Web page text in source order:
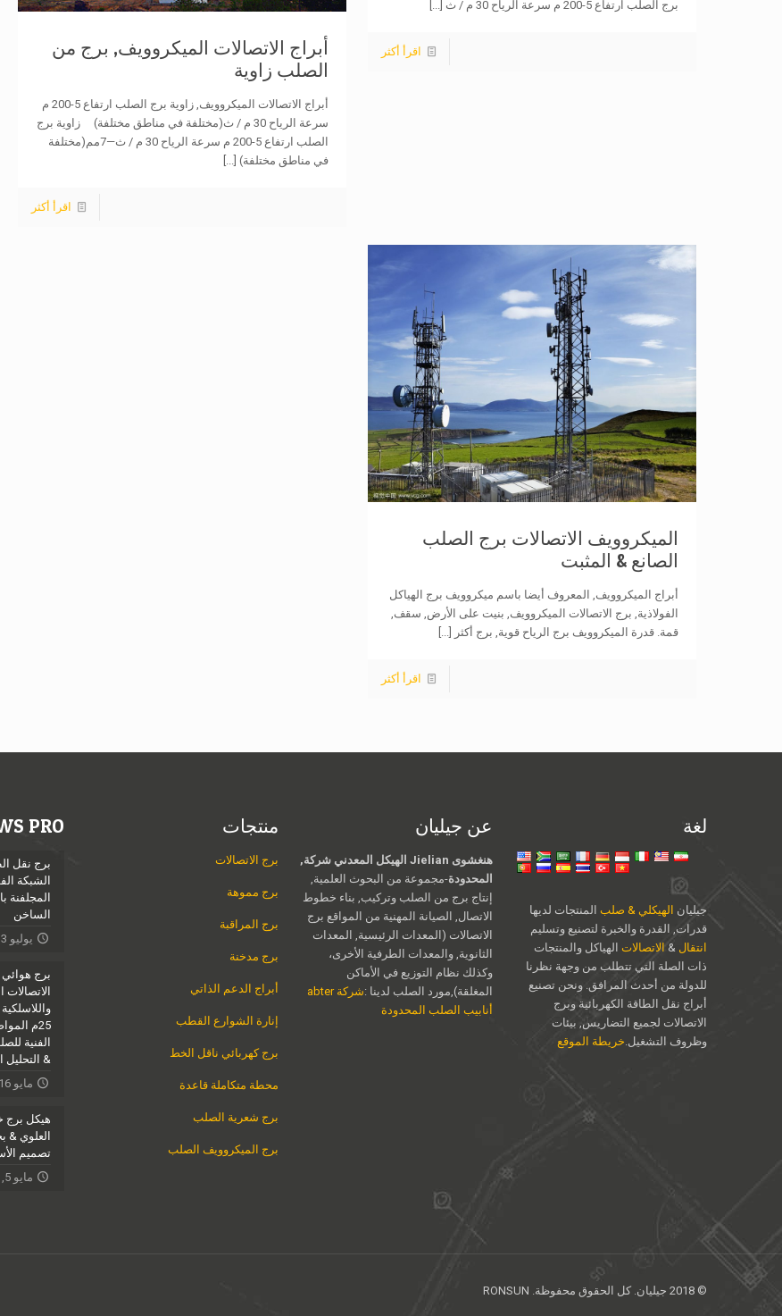
برج الصلب ارتفاع 5-200 م سرعة الرياح 30 م / ث
اقرأ أكثر
أبراج الاتصالات الميكروويف, برج من
الصلب زاوية
أبراج الاتصالات الميكروويف, زاوية برج الصلب ارتفاع 5-200 م
سرعة الرياح 30 م / ث(مختلفة في مناطق مختلفة) زاوية برج
الصلب ارتفاع 5-200 م سرعة الرياح 30 م / ث—7مم(مختلفة
في مناطق مختلفة)[...]
اقرأ أكثر
الميكروويف الاتصالات برج الصلب
الصانع & المثبت
أبراج الميكروويف, المعروف أيضا باسم ميكروويف برج الهياكل
الفولاذية, برج الاتصالات الميكروويف, بنيت على الأرض, سقف,
قمة. قدرة الميكروويف برج الرياح قوية, برج أكثر [...]
اقرأ أكثر
لغة
جيليان الهيكلي & صلب المنتجات لديها
قدرات, القدرة والخبرة لتصنيع وتسليم
انتقال & الاتصالات الهياكل والمنتجات
ذات الصلة التي تتطلب من وجهة نظرنا
للدولة من أحدث المرافق. ونحن تصنيع
أبراج نقل الطاقة الكهربائية وبرج
الاتصالات لجميع التضاريس, بيئات
وظروف التشغيل. خريطة الموقع
عن جيليان
هنغشوى Jielian الهيكل المعدني شركة,
المحدودة-مجموعة من البحوث العلمية,
إنتاج برج من الصلب وتركيب, بناء خطوط
الاتصال, الصيانة المهنية من المواقع برج
الاتصالات (المعدات الرئيسية, المعدات
الثانوية, والمعدات الطرفية الأخرى،
وكذلك نظام التوزيع في الأماكن
المغلقة),مورد الصلب لدينا :
شركة abter
أنابيب الصلب المحدودة
منتجات
برج الاتصالات
برج مموهة
برج المراقبة
برج مدخنة
أبراج الدعم الذاتي
إنارة الشوارع القطب
برج كهربائي ناقل الخط
محطة متكاملة قاعدة
برج شعرية الصلب
برج الميكروويف الصلب
PRO
برج نقل
الشبكة
المجلفنة
الساخن
يوليو 13, 2026
برج هوائي
الاتصالات
25م
& التحليل
مايو 16, 2026
هيكل برج
العلوي &
تصميم
مايو 5, 2026
© 2018 جيليان. كل الحقوق محفوظة. RONSUN